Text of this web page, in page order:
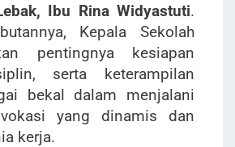
Ibu Rina Widyastuti.
Kepala Sekolah
pentingnya kesiapan
serta keterampilan
bekal dalam menjalani
yang dinamis dan
kerja.